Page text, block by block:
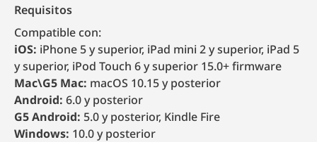
Requisitos
Compatible con:
iOS: iPhone 5 y superior, iPad mini 2 y superior, iPad 5
y superior, iPod Touch 6 y superior 15.0+ firmware
Mac\G5 Mac: macOS 10.15 y posterior
Android: 6.0 y posterior
G5 Android: 5.0 y posterior, Kindle Fire
Windows: 10.0 y posterior